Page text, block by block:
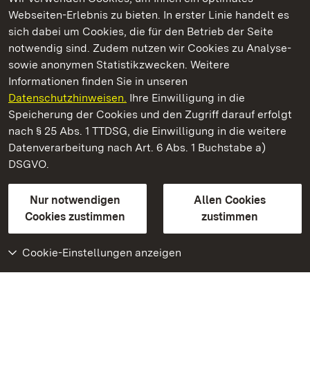
Webseiten-Erlebnis zu bieten. In erster Linie handelt es
sich dabei um Cookies, die für den Betrieb der Seite
notwendig sind. Zudem nutzen wir Cookies zu Analyse-
sowie anonymen Statistikzwecken. Weitere
Informationen finden Sie in unseren
Datenschutzhinweisen. Ihre Einwilligung in die
Speicherung der Cookies und den Zugriff darauf erfolgt
nach § 25 Abs. 1 TTDSG, die Einwilligung in die weitere
Datenverarbeitung nach Art. 6 Abs. 1 Buchstabe a)
DSGVO.
Nur notwendigen
Cookies zustimmen
Allen Cookies
zustimmen
Cookie-Einstellungen anzeigen
Kommen. Staunen. Genießen.
Staatliche Schlösser und Gärten Baden‑Württemberg
Staatliche Schlösser und Gärten Baden-Württemberg
Kontakt
GebärdenspracheLeichte Sprache
Erklärung zur Barrierefreiheit
BITV-konform (geprüfte Seiten)
Weiteres